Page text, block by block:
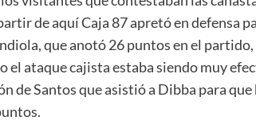
de aquí Caja 87 apretó en defensa
que anotó 26 puntos en el
ataque cajista estaba siendo muy
de Santos que asistió a Dibba para